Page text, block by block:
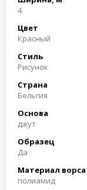
4
Цвет
Красный
Стиль
Рисунок
Страна
Бельгия
Основа
джут
Образец
Да
Материал ворса
полиамид